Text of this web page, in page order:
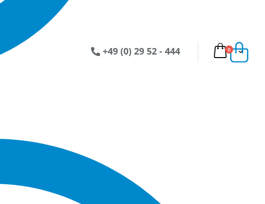
0Artikel
+49 (0) 29 52 - 444